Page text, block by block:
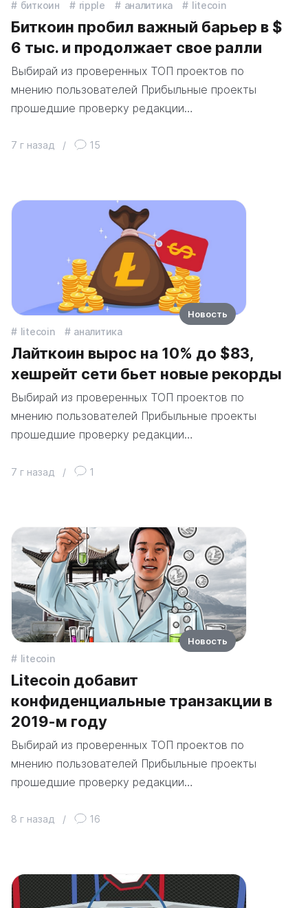
биткоин ripple аналитика litecoin
Биткоин пробил важный барьер в $
6 тыс. и продолжает свое ралли
Выбирай из проверенных ТОП проектов по
мнению пользователей Прибыльные проекты
прошедшие проверку редакции…
7 г назад / 15
litecoin аналитика
Лайткоин вырос на 10% до $83,
хешрейт сети бьет новые рекорды
Выбирай из проверенных ТОП проектов по
мнению пользователей Прибыльные проекты
прошедшие проверку редакции…
7 г назад / 1
Новость
litecoin
Litecoin добавит
конфиденциальные транзакции в
2019-м году
Выбирай из проверенных ТОП проектов по
мнению пользователей Прибыльные проекты
прошедшие проверку редакции…
8 г назад / 16
Новость